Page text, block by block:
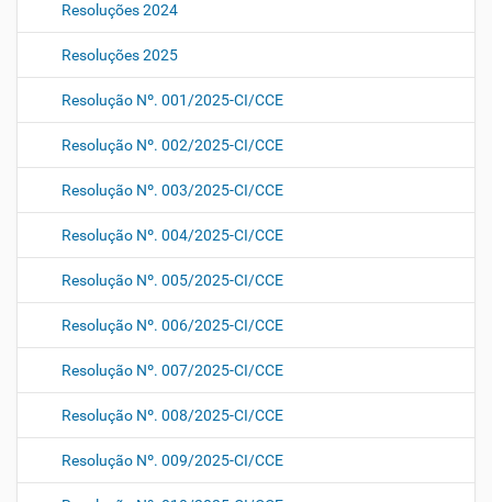
Resoluções 2024
Resoluções 2025
Resolução Nº. 001/2025-CI/CCE
Resolução Nº. 002/2025-CI/CCE
Resolução Nº. 003/2025-CI/CCE
Resolução Nº. 004/2025-CI/CCE
Resolução Nº. 005/2025-CI/CCE
Resolução Nº. 006/2025-CI/CCE
Resolução Nº. 007/2025-CI/CCE
Resolução Nº. 008/2025-CI/CCE
Resolução Nº. 009/2025-CI/CCE